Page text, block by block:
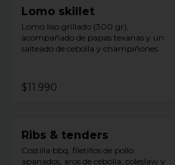
Lomo skillet
Lomo liso grillado (300 gr),
acompañado de papas texanas y un
salteado de cebolla y champiñones.
$11.990
Ribs & tenders
Costilla bbq, filetillos de pollo
apanados, aros de cebolla, coleslaw y